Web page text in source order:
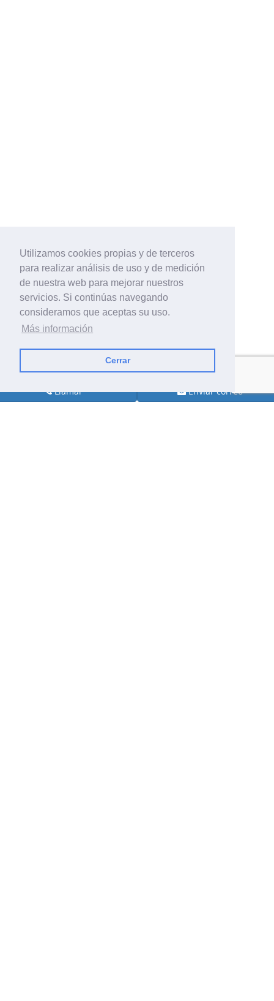
Utilizamos cookies propias y de terceros
para realizar análisis de uso y de medición
de nuestra web para mejorar nuestros
servicios. Si continúas navegando
consideramos que aceptas su uso.
Más información
Cerrar
Llamar Enviar correo